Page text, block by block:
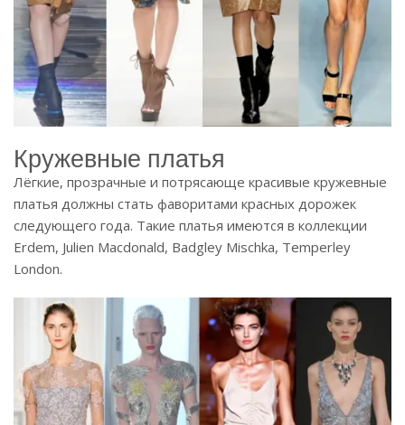
Кружевные платья
Лёгкие, прозрачные и потрясающе красивые кружевные
платья должны стать фаворитами красных дорожек
следующего года. Такие платья имеются в коллекции
Erdem, Julien Macdonald, Badgley Mischka, Temperley
London.